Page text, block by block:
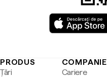
PRODUS
Țări
COMPANIE
Cariere